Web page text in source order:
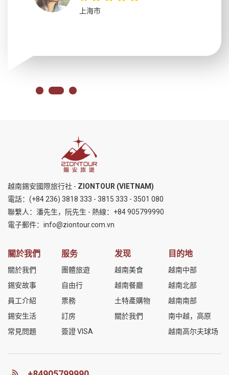
上海市
越南錫安國際旅行社 - ZIONTOUR (VIETNAM)
電話： (+84 236) 3818 333 - 3815 333 - 3501 080
聯繫人：潘先生，阮先生 - 熱線： +84 905799990
電子郵件： info@ziontour.com.vn
關於我們
關於我們
錫安故事
員工介紹
錫安生活
常見問題
服务
團體旅遊
自由行
票務
訂房
簽證 VISA
发现
越南美食
越南餐廳
土特產購物
關於我們
目的地
越南中部
越南北部
越南南部
南中越，高原
越南高尔夫球场